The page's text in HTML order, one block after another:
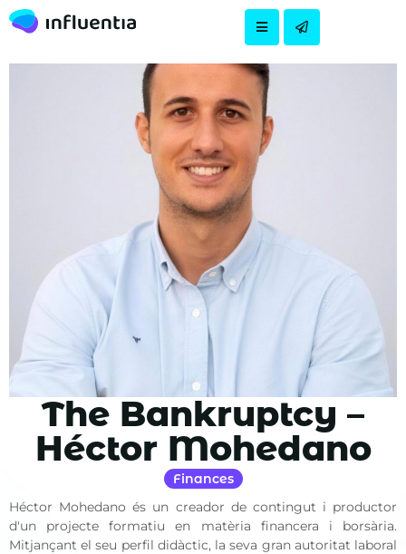
The Bankruptcy –
Héctor Mohedano
Finances
Héctor Mohedano és un creador de contingut i productor
d'un projecte formatiu en matèria financera i borsària.
Mitjançant el seu perfil didàctic, la seva gran autoritat laboral